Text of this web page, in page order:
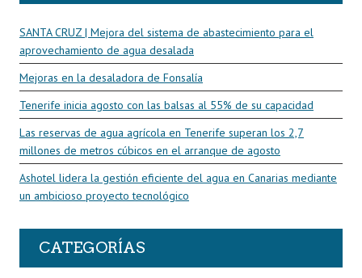
SANTA CRUZ | Mejora del sistema de abastecimiento para el
aprovechamiento de agua desalada
Mejoras en la desaladora de Fonsalía
Tenerife inicia agosto con las balsas al 55% de su capacidad
Las reservas de agua agrícola en Tenerife superan los 2,7
millones de metros cúbicos en el arranque de agosto
Ashotel lidera la gestión eficiente del agua en Canarias mediante
un ambicioso proyecto tecnológico
CATEGORÍAS